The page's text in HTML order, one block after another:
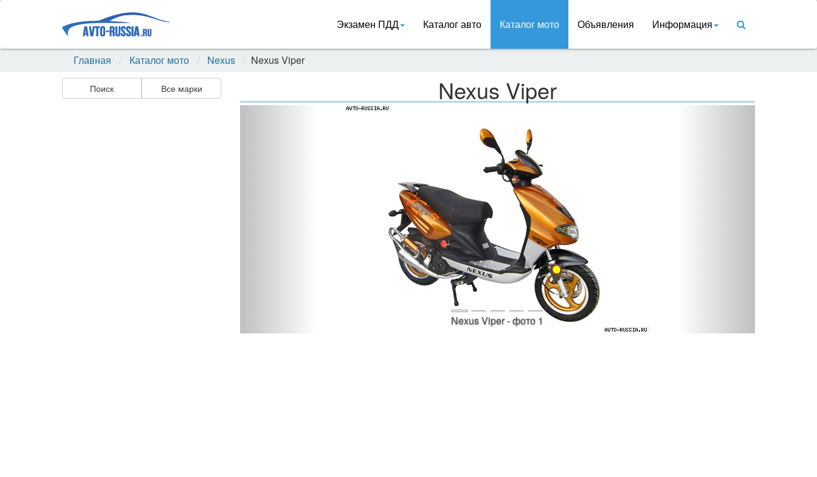
Экзамен ПДД Каталог авто Каталог мото Объявления Информация
Главная Каталог мото Nexus Nexus Viper
Поиск Все марки Nexus Viper
Nexus Viper - фото 1